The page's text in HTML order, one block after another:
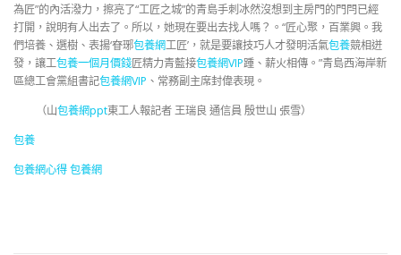
為匠”的內活潑力，擦亮了“工匠之城”的青島手刺冰然沒想到主房門的門閂已經
打開，說明有人出去了。所以，她現在要出去找人嗎？。“匠心聚，百業興。我
們培養、選樹、表揚‘眘琊包養網工匠’，就是要讓技巧人才發明活氣包養競相迸
發，讓工包養一個月價錢匠精力青藍接包養網VIP踵、薪火相傳。”青島西海岸新
區總工會黨組書記包養網VIP 、常務副主席封偉表現。
（山包養網ppt東工人報記者 王瑞良 通信員 殷世山 張雪）
包養
包養網心得包養網